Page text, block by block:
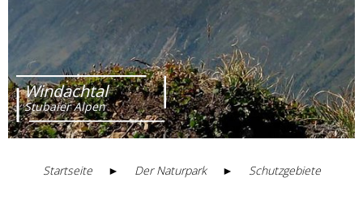
Windachtal
Stubaier Alpen
Startseite ► Der Naturpark ► Schutzgebiete